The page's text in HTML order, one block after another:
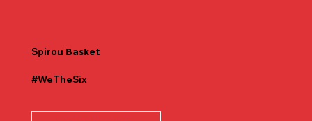
Spirou Basket
#WeTheSix